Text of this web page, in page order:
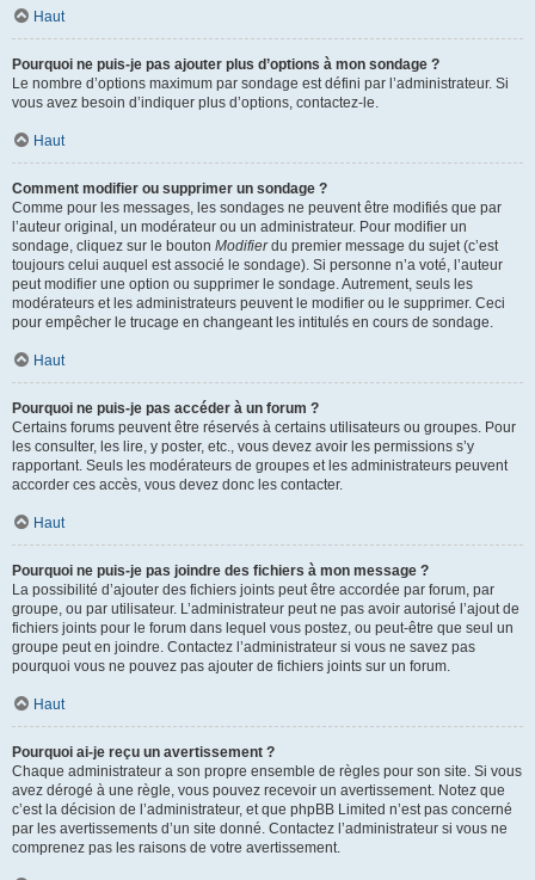
Haut
Pourquoi ne puis-je pas ajouter plus d’options à mon sondage ?
Le nombre d’options maximum par sondage est défini par l’administrateur. Si
vous avez besoin d’indiquer plus d’options, contactez-le.
Haut
Comment modifier ou supprimer un sondage ?
Comme pour les messages, les sondages ne peuvent être modifiés que par
l’auteur original, un modérateur ou un administrateur. Pour modifier un
sondage, cliquez sur le bouton Modifierdu premier message du sujet (c’est
toujours celui auquel est associé le sondage). Si personne n’a voté, l’auteur
peut modifier une option ou supprimer le sondage. Autrement, seuls les
modérateurs et les administrateurs peuvent le modifier ou le supprimer. Ceci
pour empêcher le trucage en changeant les intitulés en cours de sondage.
Haut
Pourquoi ne puis-je pas accéder à un forum ?
Certains forums peuvent être réservés à certains utilisateurs ou groupes. Pour
les consulter, les lire, y poster, etc., vous devez avoir les permissions s’y
rapportant. Seuls les modérateurs de groupes et les administrateurs peuvent
accorder ces accès, vous devez donc les contacter.
Haut
Pourquoi ne puis-je pas joindre des fichiers à mon message ?
La possibilité d’ajouter des fichiers joints peut être accordée par forum, par
groupe, ou par utilisateur. L’administrateur peut ne pas avoir autorisé l’ajout de
fichiers joints pour le forum dans lequel vous postez, ou peut-être que seul un
groupe peut en joindre. Contactez l’administrateur si vous ne savez pas
pourquoi vous ne pouvez pas ajouter de fichiers joints sur un forum.
Haut
Pourquoi ai-je reçu un avertissement ?
Chaque administrateur a son propre ensemble de règles pour son site. Si vous
avez dérogé à une règle, vous pouvez recevoir un avertissement. Notez que
c’est la décision de l’administrateur, et que phpBB Limited n’est pas concerné
par les avertissements d’un site donné. Contactez l’administrateur si vous ne
comprenez pas les raisons de votre avertissement.